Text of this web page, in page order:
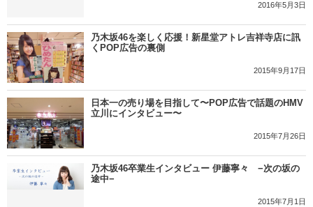
2016年5月3日
乃木坂46を楽しく応援！新星堂アトレ吉祥寺店に訊
くPOP広告の裏側
2015年9月17日
日本一の売り場を目指して〜POP広告で話題のHMV
立川にインタビュー〜
2015年7月26日
乃木坂46卒業生インタビュー 伊藤寧々 −次の坂の
途中−
2015年7月1日